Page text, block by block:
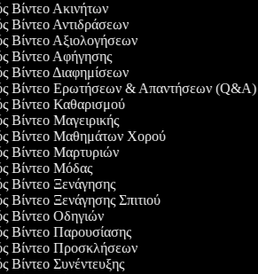
Βίντεο Ακινήτων
Βίντεο Αντιδράσεων
Βίντεο Αξιολογήσεων
Βίντεο Αφήγησης
Βίντεο Διαφημίσεων
Βίντεο Ερωτήσεων & Απαντήσεων (Q&A)
Βίντεο Καθαρισμού
Βίντεο Μαγειρικής
Βίντεο Μαθημάτων Χορού
Βίντεο Μαρτυριών
Βίντεο Μόδας
Βίντεο Ξενάγησης
Βίντεο Ξενάγησης Σπιτιού
Βίντεο Οδηγιών
Βίντεο Παρουσίασης
Βίντεο Προσκλήσεων
Βίντεο Συνέντευξης